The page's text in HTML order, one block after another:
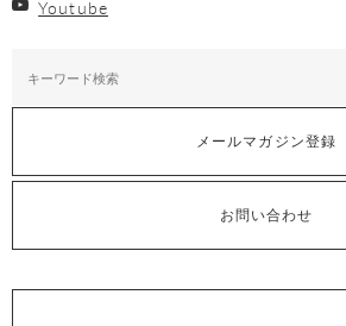
Youtube
メールマガジン登録
お問い合わせ